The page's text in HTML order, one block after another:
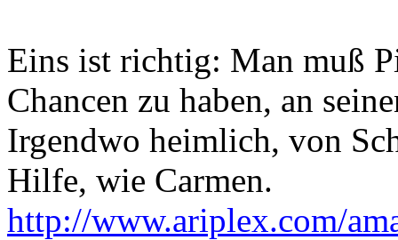
Eins ist richtig: Man muß
Chancen zu haben, an
Irgendwo heimlich, von
Hilfe, wie Carmen.
http://www.ariplex.com/